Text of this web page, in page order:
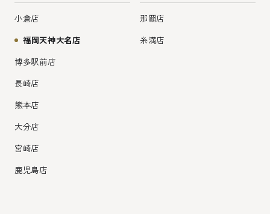
小倉店
福岡天神大名店
博多駅前店
長崎店
熊本店
大分店
宮崎店
鹿児島店
那覇店
糸満店